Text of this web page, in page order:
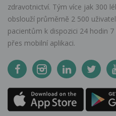
zdravotnictví. Tým více jak 300
obslouží průměrně 2 500
pacientům k dispozici 24 hodin
přes mobilní aplikaci.